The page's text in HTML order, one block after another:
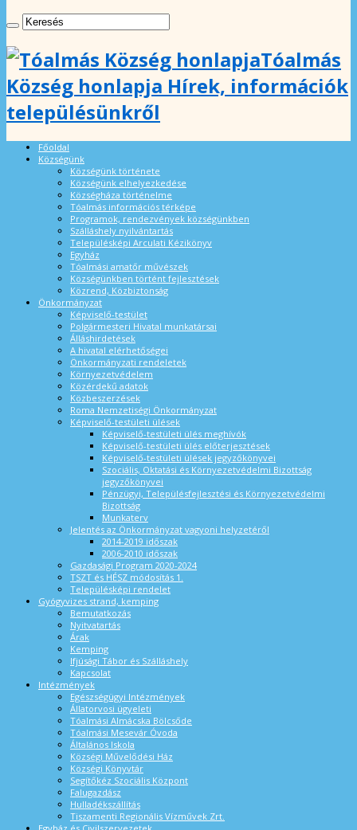
Tóalmás
Község honlapja Hírek, információk
településünkről
Főoldal
Községünk
Községünk története
Községünk elhelyezkedése
Községháza történelme
Tóalmás információs térképe
Programok, rendezvények községünkben
Szálláshely nyilvántartás
Településképi Arculati Kézikönyv
Egyház
Tóalmási amatőr művészek
Községünkben történt fejlesztések
Közrend, Közbiztonság
Önkormányzat
Képviselő-testület
Polgármesteri Hivatal munkatársai
Álláshirdetések
A hivatal elérhetőségei
Önkormányzati rendeletek
Környezetvédelem
Közérdekű adatok
Közbeszerzések
Roma Nemzetiségi Önkormányzat
Képviselő-testületi ülések
Képviselő-testületi ülés meghívók
Képviselő-testületi ülés előterjesztések
Képviselő-testületi ülések jegyzőkönyvei
Szociális, Oktatási és Környezetvédelmi Bizottság
jegyzőkönyvei
Pénzügyi, Településfejlesztési és Környezetvédelmi
Bizottság
Munkaterv
Jelentés az Önkormányzat vagyoni helyzetéről
2014-2019 időszak
2006-2010 időszak
Gazdasági Program 2020-2024
TSZT és HÉSZ módosítás 1.
Településképi rendelet
Gyógyvizes strand, kemping
Bemutatkozás
Nyitvatartás
Árak
Kemping
Ifjúsági Tábor és Szálláshely
Kapcsolat
Intézmények
Egészségügyi Intézmények
Állatorvosi ügyeleti
Tóalmási Almácska Bölcsőde
Tóalmási Mesevár Óvoda
Általános Iskola
Községi Művelődési Ház
Községi Könyvtár
Segítőkéz Szociális Központ
Falugazdász
Hulladékszállítás
Tiszamenti Regionális Vízművek Zrt.